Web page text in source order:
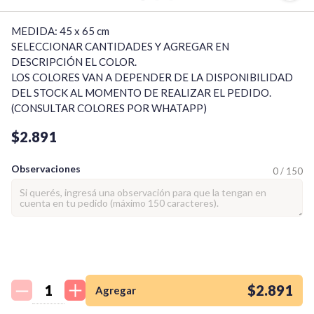
tienda así para mi
emprendimiento!
MEDIDA: 45 x 65 cm
SELECCIONAR CANTIDADES Y AGREGAR EN
DESCRIPCIÓN EL COLOR.
LOS COLORES VAN A DEPENDER DE LA DISPONIBILIDAD
DEL STOCK AL MOMENTO DE REALIZAR EL PEDIDO.
(CONSULTAR COLORES POR WHATAPP)
$2.891
Observaciones 0 / 150
Agregar $2.891